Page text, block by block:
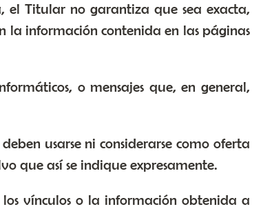
el Titular no garantiza que sea exacta,
la información contenida en las páginas
o mensajes que, en general,
usarse ni considerarse como oferta
que así se indique expresamente.
vínculos o la información obtenida a